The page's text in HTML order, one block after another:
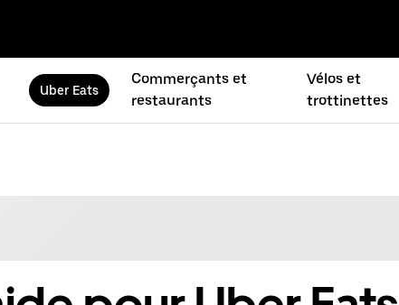
Uber Eats
Commerçants et
restaurants
Vélos et
trottinettes